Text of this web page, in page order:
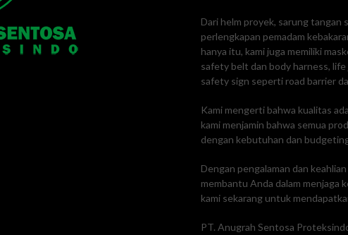
Dari helm proyek, sarung
perlengkapan pemadam
hanya itu, kami juga memiliki
safety belt dan body harness,
safety sign seperti road barrier
Kami mengerti bahwa kualitas
kami menjamin bahwa semua
dengan kebutuhan dan
Dengan pengalaman dan
membantu Anda dalam menjaga
kami sekarang untuk
PT. Anugrah Sentosa